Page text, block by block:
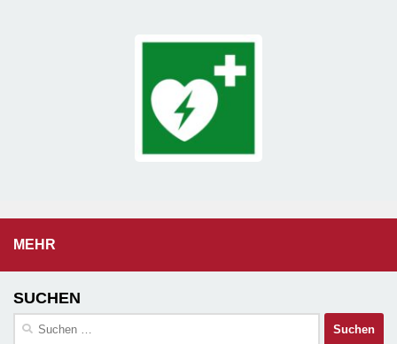
MEHR
SUCHEN
Suchen